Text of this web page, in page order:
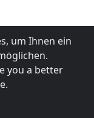
um Ihnen ein
you a better